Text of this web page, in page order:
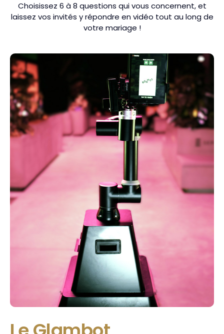
Choisissez 6 à 8 questions qui vous concernent, et
laissez vos invités y répondre en vidéo tout au long de
votre mariage !